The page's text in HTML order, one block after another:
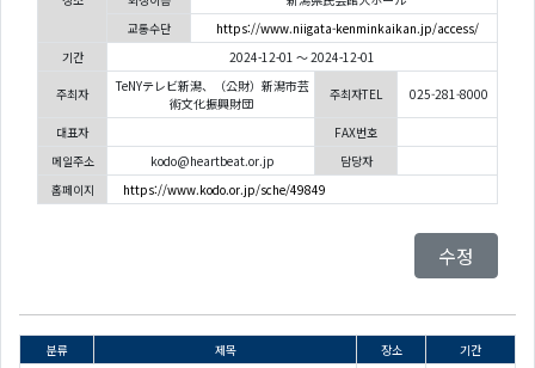
교통수단
https://www.niigata-kenminkaikan.jp/access/
기간
2024-12-01 ～ 2024-12-01
주최자
TeNYテレビ新潟、（公財）新潟市芸
術文化振興財団
주최자TEL 025-281-8000
대표자
FAX번호
메일주소
kodo@heartbeat.or.jp
담당자
홈페이지
https://www.kodo.or.jp/sche/49849
수정
분류 제목 장소 기간